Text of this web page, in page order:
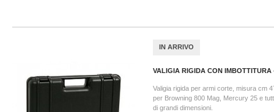
IN ARRIVO
VALIGIA RIGIDA CON IMBOTTITURA
Valigia rigida per armi corte, misura cm
per Browning 800 Mag, Mercury 25 e
di grandi dimensioni.